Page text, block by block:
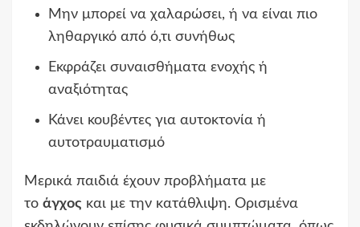
Μην μπορεί να χαλαρώσει, ή να είναι πιο
ληθαργικό από ό,τι συνήθως
Εκφράζει συναισθήματα ενοχής ή
αναξιότητας
Κάνει κουβέντες για αυτοκτονία ή
αυτοτραυματισμό
Μερικά παιδιά έχουν προβλήματα με
το άγχος και με την κατάθλιψη. Ορισμένα